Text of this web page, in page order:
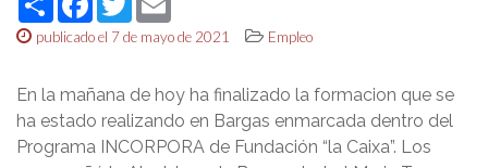
publicado el 7 de mayo de 2021 Empleo
En la mañana de hoy ha finalizado la formacion que se
ha estado realizando en Bargas enmarcada dentro del
Programa INCORPORA de Fundación “la Caixa”. Los